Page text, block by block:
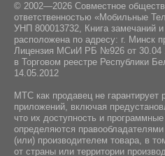
© 2002—2026 Совместное
ответственностью «Мобильные
УНП 800013732, Книга замечаний
расположена по адресу: г. Минск
Лицензия МСиИ РБ №926 от 30.04
в Торговом реестре Республики
14.05.2012
МТС как продавец не гарантирует
приложений, включая
что их доступность и программные
определяются
(или) производителем товара, в
от страны или территории